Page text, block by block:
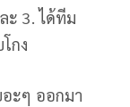
ะ 3. ได้ทีม
กง
ะๆ ออกมา